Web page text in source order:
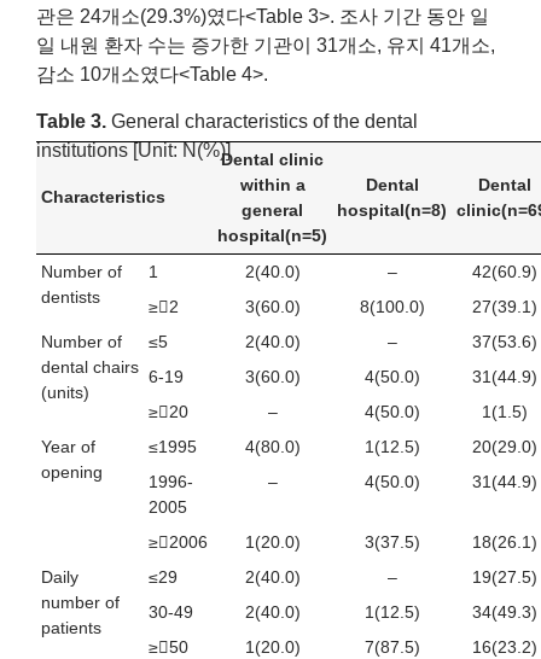
관은 24개소(29.3%)였다<Table 3>. 조사 기간 동안 일
일 내원 환자 수는 증가한 기관이 31개소, 유지 41개소,
감소 10개소였다<Table 4>.
Table 3. General characteristics of the dental
institutions [Unit: N(%)]
Characteristics
Dental clinic
within a
general
hospital(n=5)
Dental
hospital(n=8)
Dental
Number of
dentists
1 2(40.0) –
42(60.9)
≥2
3(60.0) 8(100.0)
27(39.1)
Number of
dental chairs
(units)
≤5 2(40.0) –
37(53.6)
6-19
3(60.0) 4(50.0)
31(44.9)
≥20
– 4(50.0)
1(1.5)
Year of
opening
≤1995 4(80.0) 1(12.5)
20(29.0)
1996-
2005
– 4(50.0) 31(44.9)
≥2006 1(20.0) 3(37.5)
18(26.1)
Daily
number of
patients
≤29 2(40.0) –
19(27.5)
30-49
2(40.0) 1(12.5)
34(49.3)
≥50
1(20.0) 7(87.5)
16(23.2)